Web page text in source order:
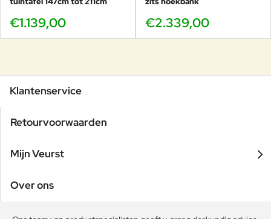
€1.139,00 €2.339,00
Klantenservice
Retourvoorwaarden
Mijn Veurst
Over ons